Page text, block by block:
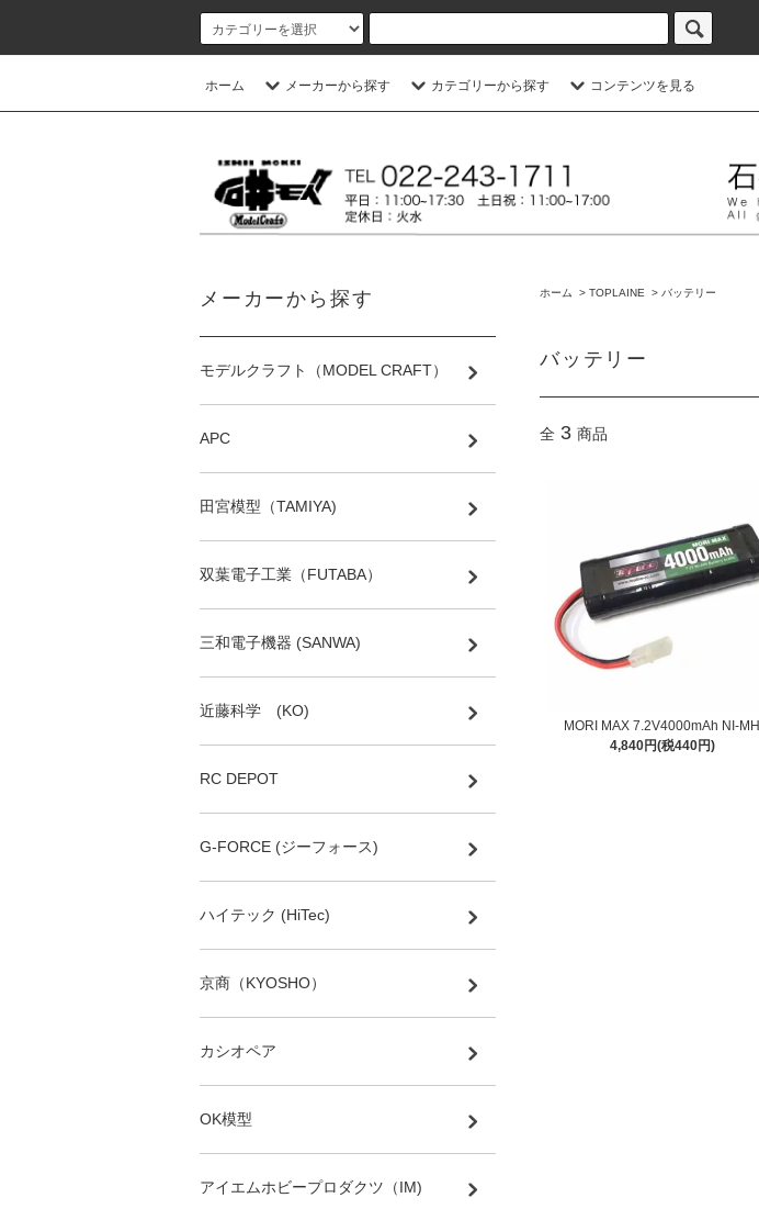
ホーム メーカーから探す カテゴリーから探す コンテンツを見る
ホーム > TOPLAINE > バッテリー
バッテリー
全 3 商品
MORI MAX 7.2V4000mAh NI-MH
4,840円(税440円)
メーカーから探す
モデルクラフト（MODEL CRAFT）
APC
田宮模型（TAMIYA)
双葉電子工業（FUTABA）
三和電子機器 (SANWA)
近藤科学 (KO)
RC DEPOT
G-FORCE (ジーフォース)
ハイテック (HiTec)
京商（KYOSHO）
カシオペア
OK模型
アイエムホビープロダクツ（IM)